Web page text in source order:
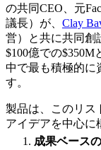
の共同CEO、元
議長）が、 Clay
営）と共に共同創
$100億での
中で最も積極的に
す。
製品は、このリス
アイデアを中心に
成果ベース